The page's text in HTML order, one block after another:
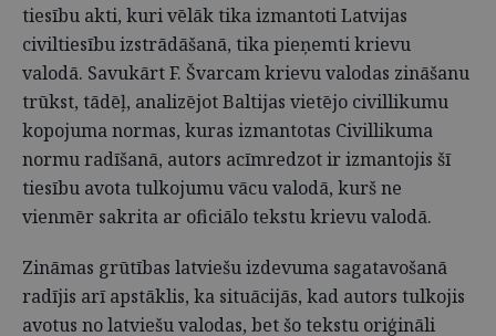
tiesību akti, kuri vēlāk tika izmantoti Latvijas
civiltiesību izstrādāšanā, tika pieņemti krievu
valodā. Savukārt F. Švarcam krievu valodas zināšanu
trūkst, tādēļ, analizējot Baltijas vietējo civillikumu
kopojuma normas, kuras izmantotas Civillikuma
normu radīšanā, autors acīmredzot ir izmantojis šī
tiesību avota tulkojumu vācu valodā, kurš ne
vienmēr sakrita ar oficiālo tekstu krievu valodā.
Zināmas grūtības latviešu izdevuma sagatavošanā
radījis arī apstāklis, ka situācijās, kad autors tulkojis
avotus no latviešu valodas, bet šo tekstu oriģināli